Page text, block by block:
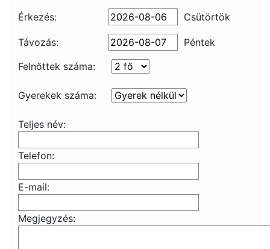
Érkezés: Csütörtök
Távozás:
Péntek
Felnőttek száma:
Gyerekek száma:
Teljes név:
Telefon:
E-mail:
Megjegyzés: